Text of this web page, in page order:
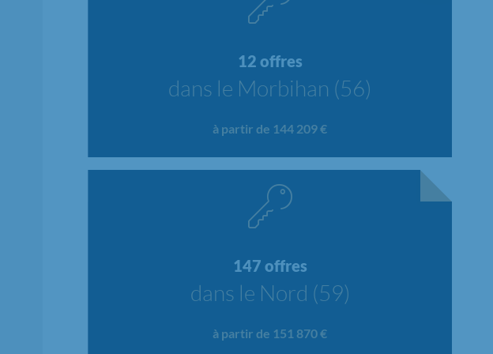
12 offres
dans le Morbihan (56)
à partir de 144 209 €
147 offres
dans le Nord (59)
à partir de 151 870 €